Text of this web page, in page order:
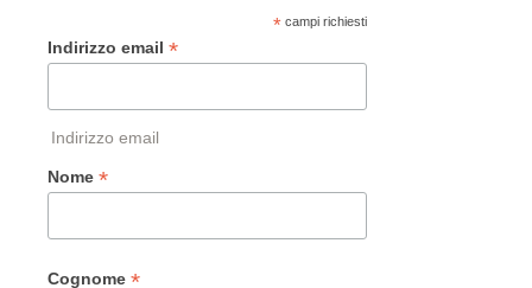
*campi richiesti
Indirizzo email *
Indirizzo email
Nome *
Cognome *